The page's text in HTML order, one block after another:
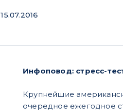
15.07.2016
Инфоповод: стресс-
Крупнейшие
очередное ежегодное